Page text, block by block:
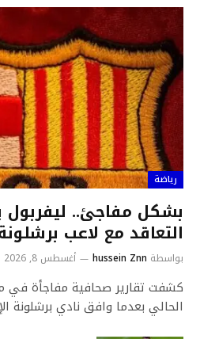
رياضة
بشكل مفاجئ..
التعاقد مع لاعب
بواسطة hussein Znn أغسطس 8, 2026
كشفت تقارير صحافية مفاجأة في
الحالي بعدما وافق نادي برشلونة